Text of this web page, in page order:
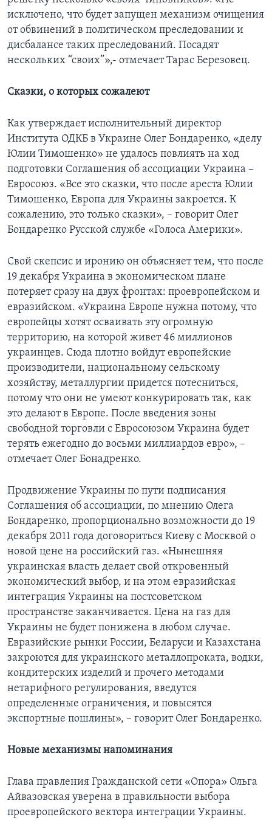
исключено, что будет запущен механизм очищения
от обвинений в политическом преследовании и
дисбалансе таких преследований. Посадят
нескольких “своих”»,- отмечает Тарас Березовец.
Сказки, о которых сожалеют
Как утверждает исполнительный директор
Института ОДКБ в Украине Олег Бондаренко, «делу
Юлии Тимошенко» не удалось повлиять на ход
подготовки Соглашения об ассоциации Украина –
Евросоюз. «Все это сказки, что после ареста Юлии
Тимошенко, Европа для Украины закроется. К
сожалению, это только сказки», – говорит Олег
Бондаренко Русской службе «Голоса Америки».
Свой скепсис и иронию он объясняет тем, что после
19 декабря Украина в экономическом плане
потеряет сразу на двух фронтах: проевропейском и
евразийском. «Украина Европе нужна потому, что
европейцы хотят осваивать эту огромную
территорию, на которой живет 46 миллионов
украинцев. Сюда плотно войдут европейские
производители, национальному сельскому
хозяйству, металлургии придется потесниться,
потому что они не умеют конкурировать так, как
это делают в Европе. После введения зоны
свободной торговли с Евросоюзом Украина будет
терять ежегодно до восьми миллиардов евро», –
отмечает Олег Бонадренко.
Продвижение Украины по пути подписания
Соглашения об ассоциации, по мнению Олега
Бондаренко, пропорционально возможности до 19
декабря 2011 года договориться Киеву с Москвой о
новой цене на российский газ. «Нынешняя
украинская власть делает свой откровенный
экономический выбор, и на этом евразийская
интеграция Украины на постсоветском
пространстве заканчивается. Цена на газ для
Украины не будет понижена в любом случае.
Евразийские рынки России, Беларуси и Казахстана
закроются для украинского металлопроката, водки,
кондитерских изделий и прочего методами
нетарифного регулирования, введутся
определенные ограничения, и повысятся
экспортные пошлины», – говорит Олег Бондаренко.
Новые механизмы напоминания
Глава правления Гражданской сети «Опора» Ольга
Айвазовская уверена в правильности выбора
проевропейского вектора интеграции Украины.